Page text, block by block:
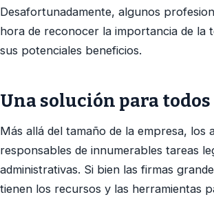
Desafortunadamente, algunos
hora de reconocer la importancia de la
sus potenciales beneficios.
Una solución para todos
Más allá del tamaño de la empresa, los
responsables de innumerables tareas
administrativas. Si bien las firmas
tienen los recursos y las herramientas